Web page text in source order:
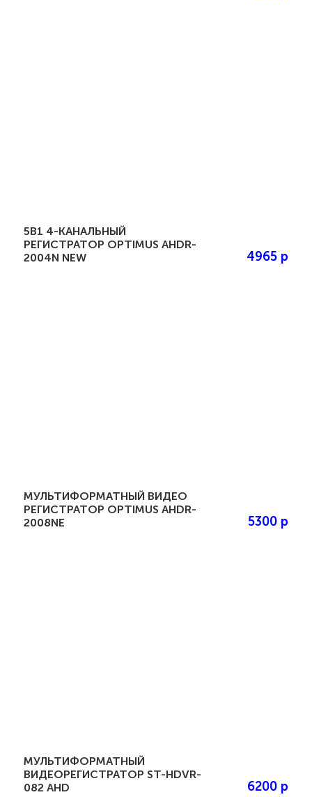
5В1 4-КАНАЛЬНЫЙ
РЕГИСТРАТОР OPTIMUS AHDR-
2004N NEW
4965 р
МУЛЬТИФОРМАТНЫЙ ВИДЕО
РЕГИСТРАТОР OPTIMUS AHDR-
2008NE
5300 р
МУЛЬТИФОРМАТНЫЙ
ВИДЕОРЕГИСТРАТОР ST-HDVR-
082 AHD
6200 р